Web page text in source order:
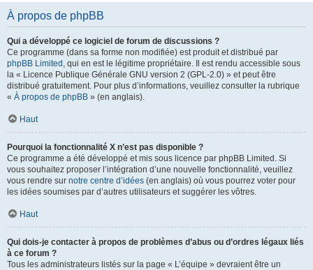
À propos de phpBB
Qui a développé ce logiciel de forum de discussions ?
Ce programme (dans sa forme non modifiée) est produit et distribué par
phpBB Limited , qui en est le légitime propriétaire. Il est rendu accessible sous
la « Licence Publique Générale GNU version 2 (GPL-2.0) » et peut être
distribué gratuitement. Pour plus d’informations, veuillez consulter la rubrique
« À propos de phpBB » (en anglais).
Haut
Pourquoi la fonctionnalité X n’est pas disponible ?
Ce programme a été développé et mis sous licence par phpBB Limited. Si
vous souhaitez proposer l’intégration d’une nouvelle fonctionnalité, veuillez
vous rendre sur notre centre d’idées (en anglais) où vous pourrez voter pour
les idées soumises par d’autres utilisateurs et suggérer les vôtres.
Haut
Qui dois-je contacter à propos de problèmes d’abus ou d’ordres légaux liés
à ce forum ?
Tous les administrateurs listés sur la page « L’équipe » devraient être un